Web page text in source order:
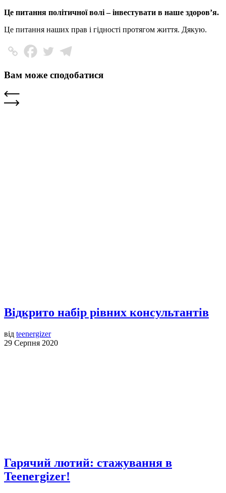
Це питання політичної волі – інвестувати в наше здоров’я.
Це питання наших прав і гідності протягом життя. Дякую.
Вам може сподобатися
Відкрито набір рівних консультантів
від teenergizer
29 Серпня 2020
Гарячий лютий: стажування в
Teenergizer!